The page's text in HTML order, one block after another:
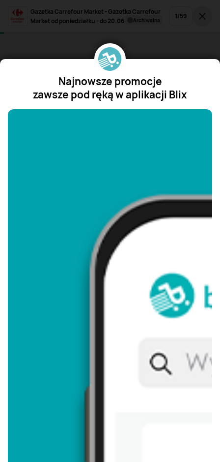
Gazetka Carrefour Market - Gazetka Carrefour
Market od poniedziałku - do 20.06
archiwalna 1/59
Najnowsze promocje
zawsze pod ręką w aplikacji Blix
"/>